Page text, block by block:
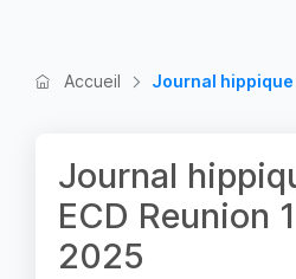
Accueil Journal hippique
Journal
ECD Reunion
2025